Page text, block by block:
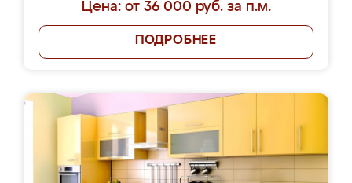
Цена: от 36 000 руб. за п.м.
ПОДРОБНЕЕ